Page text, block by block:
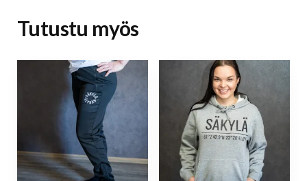
Tutustu myös